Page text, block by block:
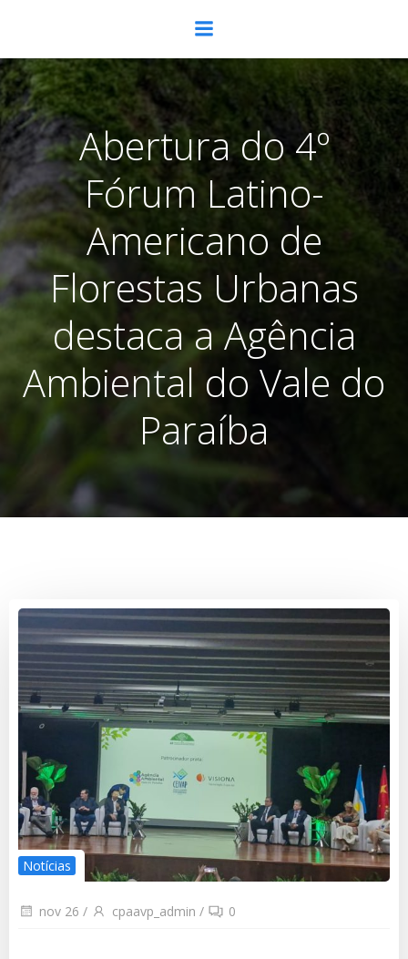
para
o
conteúdo
Abertura do 4º
Fórum Latino-
Americano de
Florestas Urbanas
destaca a Agência
Ambiental do Vale do
Paraíba
Notícias
nov 26 / cpaavp_admin / 0